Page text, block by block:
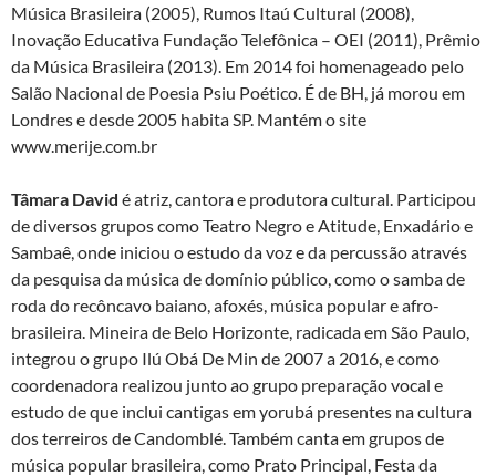
Música Brasileira (2005), Rumos Itaú Cultural (2008),
Inovação Educativa Fundação Telefônica – OEI (2011), Prêmio
da Música Brasileira (2013)­­­­. Em 2014 foi homenageado pelo
Salão Nacional de Poesia Psiu Poético. É de BH, já morou em
Londres e desde 2005 habita SP. Mantém o site
www.merije.com.br
Tâmara David é atriz, cantora e produtora cultural. Participou
de diversos grupos como Teatro Negro e Atitude, Enxadário e
Sambaê, onde iniciou o estudo da voz e da percussão através
da pesquisa da música de domínio público, como o samba de
roda do recôncavo baiano, afoxés, música popular e afro-
brasileira. Mineira de Belo Horizonte, radicada em São Paulo,
integrou o grupo Ilú Obá De Min de 2007 a 2016, e como
coordenadora realizou junto ao grupo preparação vocal e
estudo de que inclui cantigas em yorubá presentes na cultura
dos terreiros de Candomblé. Também canta em grupos de
música popular brasileira, como Prato Principal, Festa da